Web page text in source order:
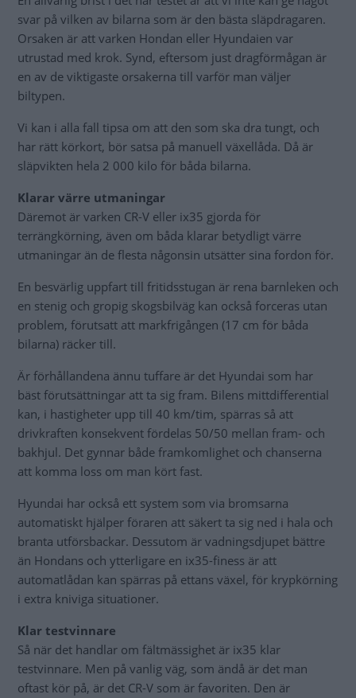
svar på vilken av bilarna som är den bästa släpdragaren.
Orsaken är att varken Hondan eller Hyundaien var
utrustad med krok. Synd, eftersom just dragförmågan är
en av de viktigaste orsakerna till varför man väljer
biltypen.
Vi kan i alla fall tipsa om att den som ska dra tungt, och
har rätt körkort, bör satsa på manuell växellåda. Då är
släpvikten hela 2 000 kilo för båda bilarna.
Klarar värre utmaningar
Däremot är varken CR-V eller ix35 gjorda för
terrängkörning, även om båda klarar betydligt värre
utmaningar än de flesta någonsin utsätter sina fordon för.
En besvärlig uppfart till fritidsstugan är rena barnleken och
en stenig och gropig skogsbilväg kan också forceras utan
problem, förutsatt att markfrigången (17 cm för båda
bilarna) räcker till.
Är förhållandena ännu tuffare är det Hyundai som har
bäst förutsättningar att ta sig fram. Bilens mittdifferential
kan, i hastigheter upp till 40 km/tim, spärras så att
drivkraften konsekvent fördelas 50/50 mellan fram- och
bakhjul. Det gynnar både framkomlighet och chanserna
att komma loss om man kört fast.
Hyundai har också ett system som via bromsarna
automatiskt hjälper föraren att säkert ta sig ned i hala och
branta utförsbackar. Dessutom är vadningsdjupet bättre
än Hondans och ytterligare en ix35-finess är att
automatlådan kan spärras på ettans växel, för krypkörning
i extra kniviga situationer.
Klar testvinnare
Så när det handlar om fältmässighet är ix35 klar
testvinnare. Men på vanlig väg, som ändå är det man
oftast kör på, är det CR-V som är favoriten. Den är